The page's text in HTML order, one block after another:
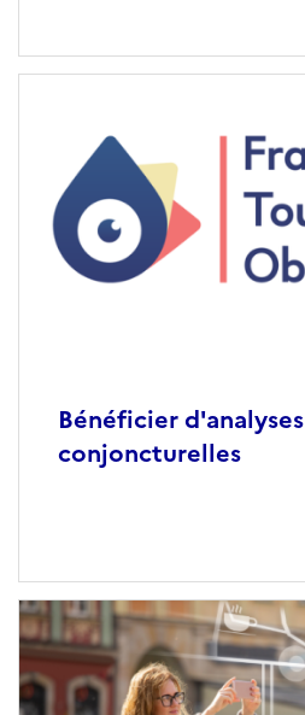
Bénéficier d'analyses
conjoncturelles